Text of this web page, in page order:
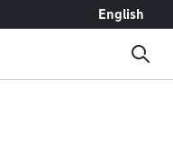
English